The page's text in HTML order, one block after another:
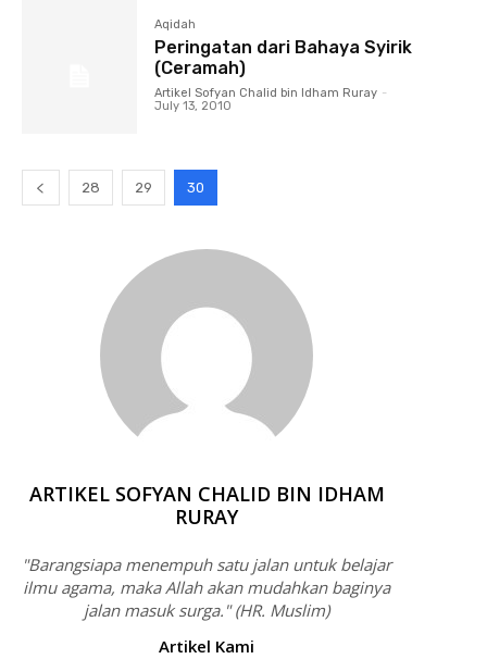
Aqidah
Peringatan dari Bahaya Syirik
(Ceramah)
Artikel Sofyan Chalid bin Idham Ruray -
July 13, 2010
28 29 30
ARTIKEL SOFYAN CHALID BIN IDHAM
RURAY
"Barangsiapa menempuh satu jalan untuk belajar
ilmu agama, maka Allah akan mudahkan baginya
jalan masuk surga." (HR. Muslim)
Artikel Kami